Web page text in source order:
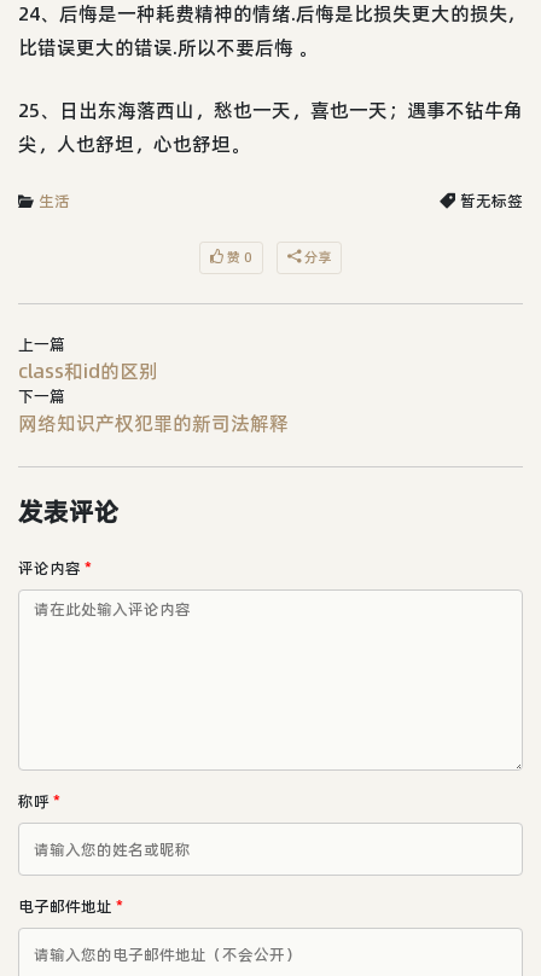
24、后悔是一种耗费精神的情绪.后悔是比损失更大的损失,
比错误更大的错误.所以不要后悔 。
25、日出东海落西山，愁也一天，喜也一天；遇事不钻牛角
尖，人也舒坦，心也舒坦。
生活 暂无标签
赞 0 分享
上一篇
class和id的区别
下一篇
网络知识产权犯罪的新司法解释
发表评论
评论内容 *
称呼*
电子邮件地址 *